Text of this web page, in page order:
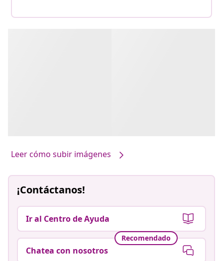
Leer cómo subir imágenes
¡Contáctanos!
Ir al Centro de Ayuda
Recomendado
Chatea con nosotros